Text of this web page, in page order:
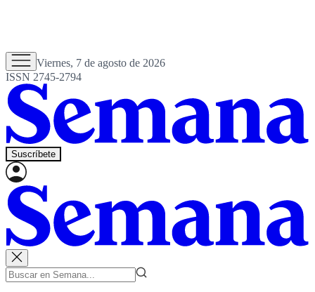
Viernes, 7 de agosto de 2026
ISSN 2745-2794
Suscríbete